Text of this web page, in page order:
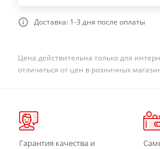
Доставка: 1-3 дня после оплаты
Цена действительна только для
отличаться от цен в розничных
Гарантия качества и